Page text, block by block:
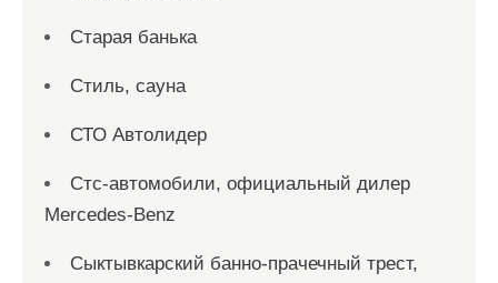
Старая банька
Стиль, сауна
СТО Автолидер
Стс-автомобили, официальный дилер
Mercedes-Benz
Сыктывкарский банно-прачечный трест,